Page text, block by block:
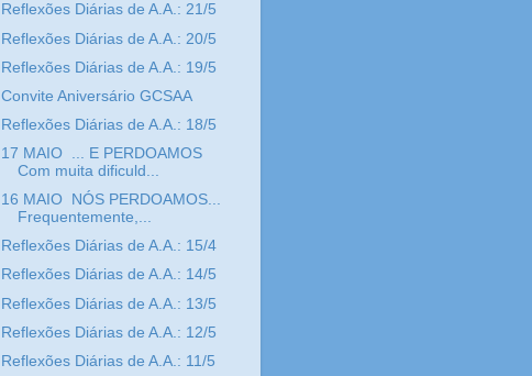
Reflexões Diárias de A.A.: 21/5
Reflexões Diárias de A.A.: 20/5
Reflexões Diárias de A.A.: 19/5
Convite Aniversário GCSAA
Reflexões Diárias de A.A.: 18/5
17 MAIO ... E PERDOAMOS
Com muita dificuld...
16 MAIO NÓS PERDOAMOS...
Frequentemente,...
Reflexões Diárias de A.A.: 15/4
Reflexões Diárias de A.A.: 14/5
Reflexões Diárias de A.A.: 13/5
Reflexões Diárias de A.A.: 12/5
Reflexões Diárias de A.A.: 11/5